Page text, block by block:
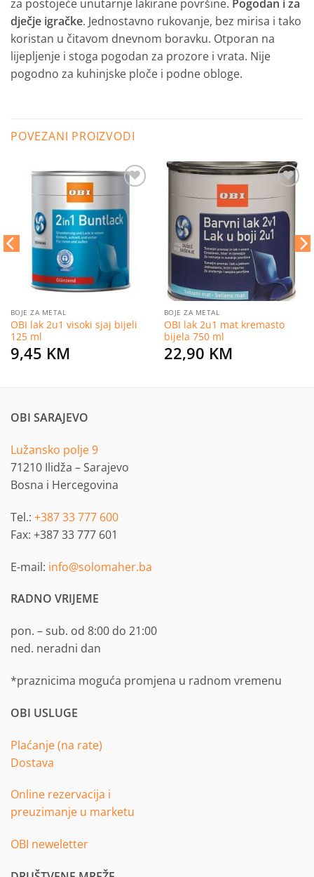
za postojeće unutarnje lakirane površine. Pogodan i za
dječje igračke. Jednostavno rukovanje, bez mirisa i tako
koristan u čitavom dnevnom boravku. Otporan na
lijepljenje i stoga pogodan za prozore i vrata. Nije
pogodno za kuhinjske ploče i podne obloge.
POVEZANI PROIZVODI
listu
želja
BOJE ZA METAL
OBI lak 2u1 visoki sjaj bijeli
125 ml
9,45 KM
Dodaj
listu
želja
BOJE ZA METAL
OBI lak 2u1 mat kremasto
bijela 750 ml
22,90 KM
OBI SARAJEVO
Lužansko polje 9
71210 Ilidža – Sarajevo
Bosna i Hercegovina
Tel.: +387 33 777 600
Fax: +387 33 777 601
E-mail: info@solomaher.ba
RADNO VRIJEME
pon. – sub. od 8:00 do 21:00
ned. neradni dan
*praznicima moguća promjena u radnom vremenu
OBI USLUGE
Plaćanje (na rate)
Dostava
Online rezervacija i
preuzimanje u marketu
OBI neweletter